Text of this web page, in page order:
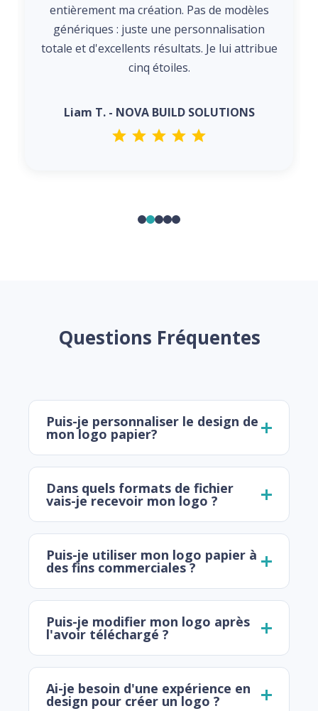
entièrement ma création. Pas de modèles
génériques : juste une personnalisation
totale et d'excellents résultats. Je lui attribue
cinq étoiles.
Liam T. - NOVA BUILD SOLUTIONS
Questions Fréquentes
Puis-je personnaliser le design de
mon logo papier?
Dans quels formats de fichier
vais-je recevoir mon logo ?
Puis-je utiliser mon logo papier à
des fins commerciales ?
Puis-je modifier mon logo après
l'avoir téléchargé ?
Ai-je besoin d'une expérience en
design pour créer un logo ?